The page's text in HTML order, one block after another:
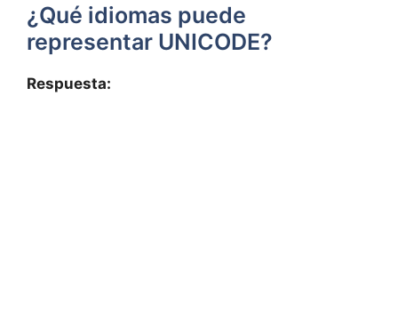
¿Qué⁣ idiomas puede
representar UNICODE?
Respuesta: